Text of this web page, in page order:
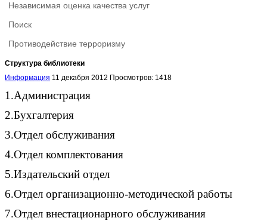
Независимая оценка качества услуг
Поиск
Противодействие терроризму
Структура библиотеки
Информация 11 декабря 2012 Просмотров: 1418
1.Администрация
2.Бухгалтерия
3.Отдел обслуживания
4.Отдел комплектования
5.Издательский отдел
6.Отдел организационно-методической работы
7.Отдел внестационарного обслуживания